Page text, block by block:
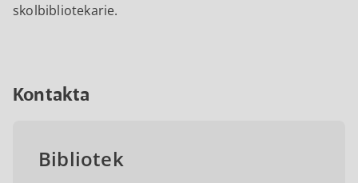
skolbibliotekarie.
Kontakta
Bibliotek